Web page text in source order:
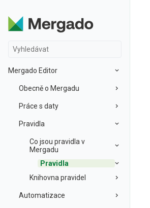
Mergado Editor
Obecně o Mergadu
Práce s daty
Pravidla
Co jsou pravidla v
Mergadu
Pravidla
Knihovna pravidel
Automatizace